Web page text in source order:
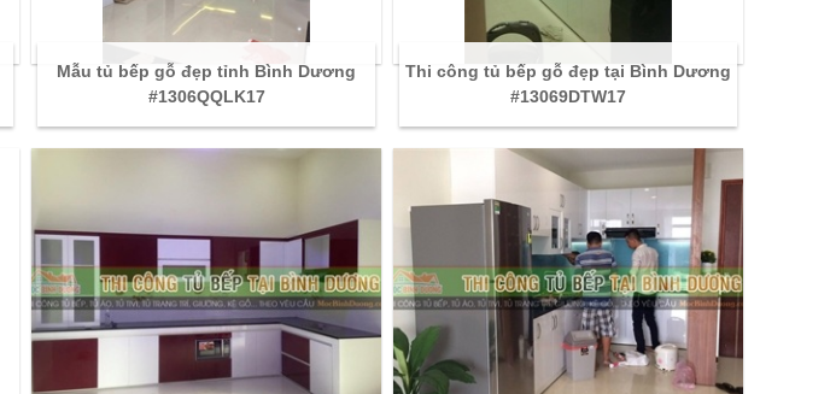
Mẫu tủ bếp gỗ đẹp tỉnh Bình Dương
#1306QQLK17
Thi công tủ bếp gỗ đẹp tại Bình Dương
#13069DTW17